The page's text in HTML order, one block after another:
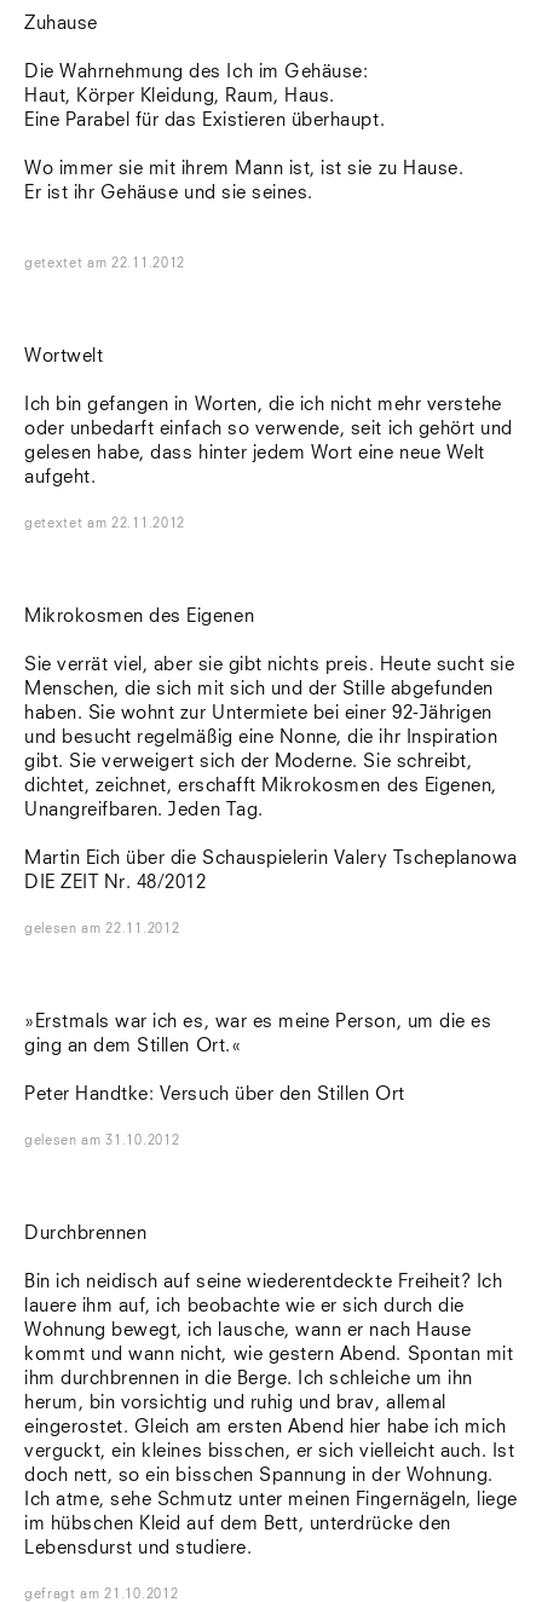
Zuhause
Die Wahrnehmung des Ich im Gehäuse:
Haut, Körper Kleidung, Raum, Haus.
Eine Parabel für das Existieren überhaupt.
Wo immer sie mit ihrem Mann ist, ist sie zu Hause.
Er ist ihr Gehäuse und sie seines.
getextet am22.11.2012
Wortwelt
Ich bin gefangen in Worten, die ich nicht mehr verstehe
oder unbedarft einfach so verwende, seit ich gehört und
gelesen habe, dass hinter jedem Wort eine neue Welt
aufgeht.
getextet am22.11.2012
Mikrokosmen des Eigenen
Sie verrät viel, aber sie gibt nichts preis. Heute sucht sie
Menschen, die sich mit sich und der Stille abgefunden
haben. Sie wohnt zur Untermiete bei einer 92-Jährigen
und besucht regelmäßig eine Nonne, die ihr Inspiration
gibt. Sie verweigert sich der Moderne. Sie schreibt,
dichtet, zeichnet, erschafft Mikrokosmen des Eigenen,
Unangreifbaren. Jeden Tag.
Martin Eich über die Schauspielerin Valery Tscheplanowa
DIE ZEIT Nr. 48/2012
gelesen am22.11.2012
»Erstmals war ich es, war es meine Person, um die es
ging an dem Stillen Ort.«
Peter Handtke: Versuch über den Stillen Ort
gelesen am31.10.2012
Durchbrennen
Bin ich neidisch auf seine wiederentdeckte Freiheit? Ich
lauere ihm auf, ich beobachte wie er sich durch die
Wohnung bewegt, ich lausche, wann er nach Hause
kommt und wann nicht, wie gestern Abend. Spontan mit
ihm durchbrennen in die Berge. Ich schleiche um ihn
herum, bin vorsichtig und ruhig und brav, allemal
eingerostet. Gleich am ersten Abend hier habe ich mich
verguckt, ein kleines bisschen, er sich vielleicht auch. Ist
doch nett, so ein bisschen Spannung in der Wohnung.
Ich atme, sehe Schmutz unter meinen Fingernägeln, liege
im hübschen Kleid auf dem Bett, unterdrücke den
Lebensdurst und studiere.
gefragt am21.10.2012